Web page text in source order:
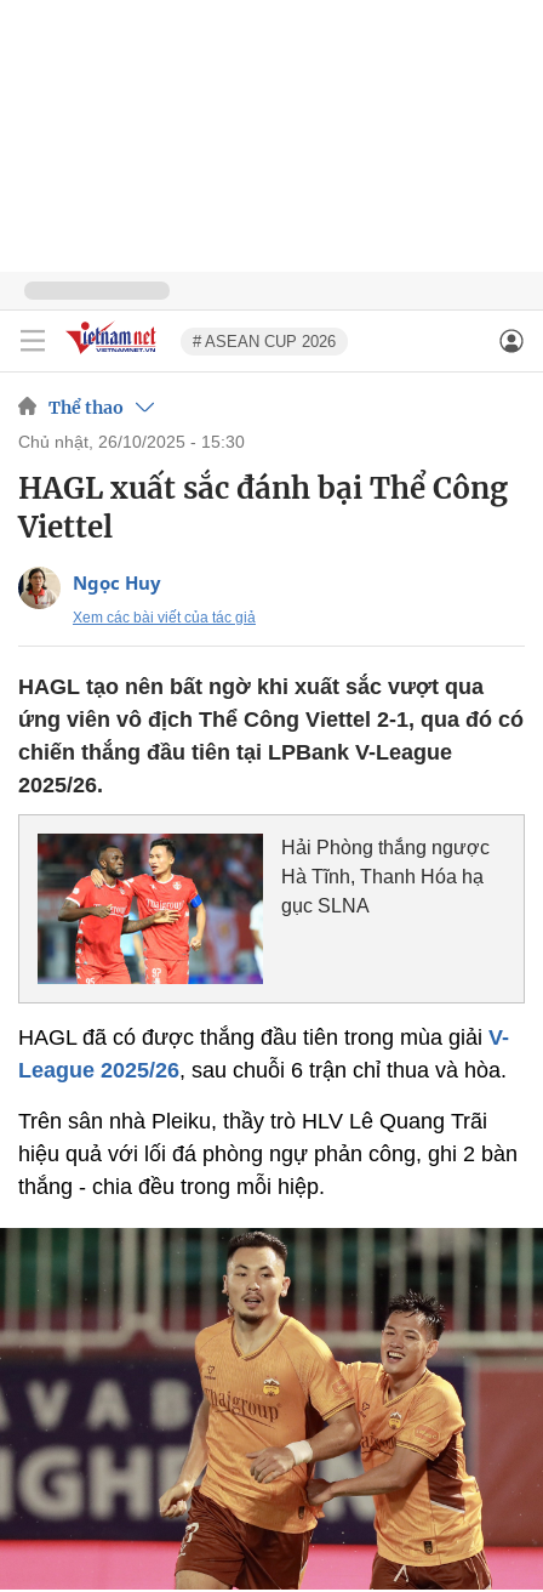
# ASEAN CUP 2026
Thể thao
chủ nhật, 26/10/2025 - 15:30
HAGL xuất sắc đánh bại Thể Công
Viettel
Ngọc Huy
Xem các bài viết của tác giả
HAGL tạo nên bất ngờ khi xuất sắc vượt qua
ứng viên vô địch Thể Công Viettel 2-1, qua đó có
chiến thắng đầu tiên tại LPBank V-League
2025/26.
Hải Phòng thắng ngược
Hà Tĩnh, Thanh Hóa hạ
gục SLNA
HAGL đã có được thắng đầu tiên trong mùa giải V-
League 2025/26, sau chuỗi 6 trận chỉ thua và hòa.
Trên sân nhà Pleiku, thầy trò HLV Lê Quang Trãi
hiệu quả với lối đá phòng ngự phản công, ghi 2 bàn
thắng - chia đều trong mỗi hiệp.